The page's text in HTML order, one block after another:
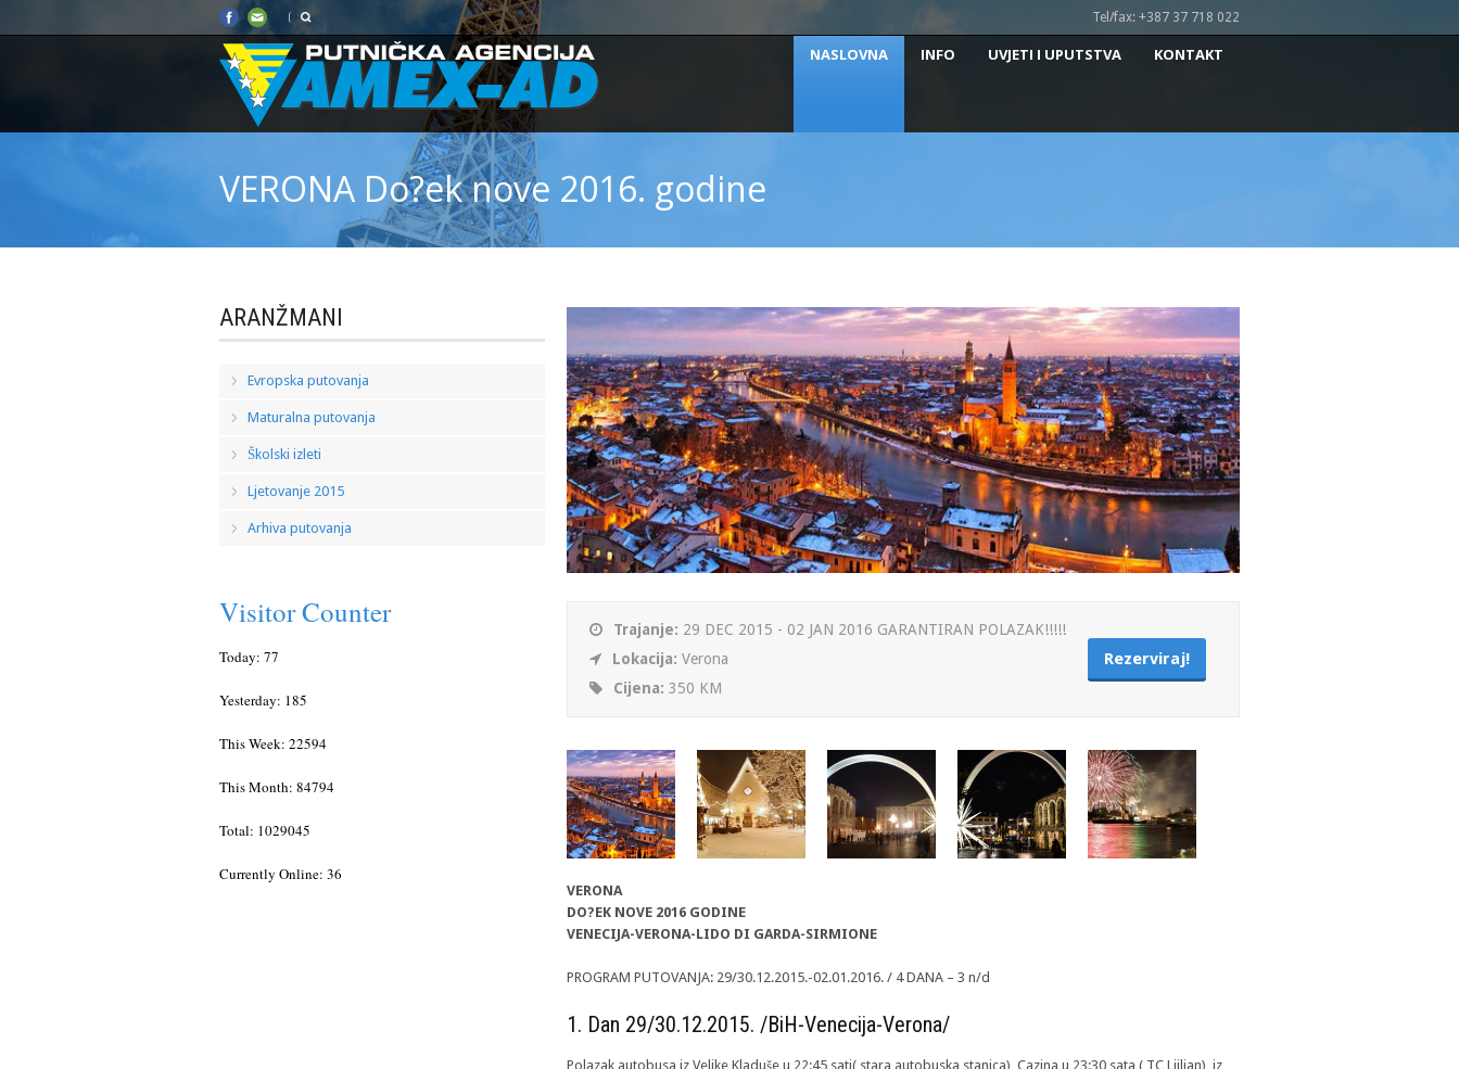
Tel/fax: +387 37 718 022
NASLOVNA INFO UVJETI I UPUTSTVA KONTAKT
VERONA Do?ek nove 2016. godine
Trajanje: 29 DEC 2015 - 02 JAN 2016 GARANTIRAN POLAZAK!!!!!
Lokacija: Verona
Cijena: 350 KM
Rezerviraj!
VERONA
DO?EK NOVE 2016 GODINE
VENECIJA-VERONA-LIDO DI GARDA-SIRMIONE
PROGRAM PUTOVANJA: 29/30.12.2015.-02.01.2016. / 4 DANA – 3 n/d
1. Dan 29/30.12.2015. /BiH-Venecija-Verona/
Polazak autobusa iz Velike Kladuše u 22:45 sati( stara autobuska stanica), Cazina u 23:30 sata ( TC Ljiljan), iz
ARANŽMANI
Evropska putovanja
Maturalna putovanja
Školski izleti
Ljetovanje 2015
Arhiva putovanja
Visitor Counter
Today: 77
Yesterday: 185
This Week: 22594
This Month: 84794
Total: 1029045
Currently Online: 36